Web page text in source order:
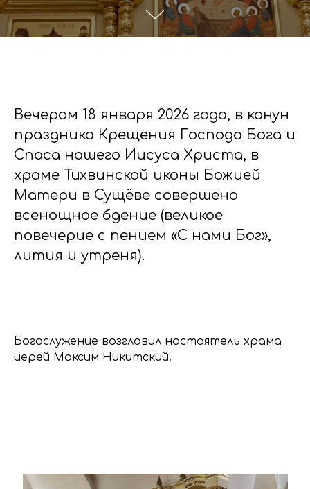
Вечером 18 января 2026 года, в канун
праздника Крещения Господа Бога и
Спаса нашего Иисуса Христа, в
храме Тихвинской иконы Божией
Матери в Сущёве совершено
всенощное бдение (великое
повечерие с пением «С нами Бог»,
лития и утреня).
Богослужение возглавил настоятель храма
иерей Максим Никитский.